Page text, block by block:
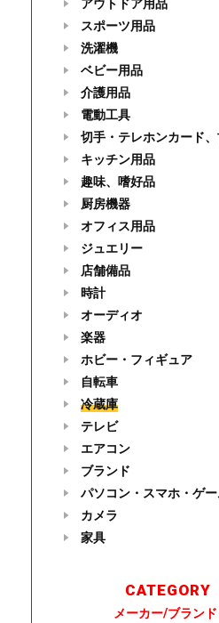
アウトドア用品
スポーツ用品
洗濯機
ベビー用品
介護用品
電動工具
切手・テレホンカード
キッチン用品
趣味、嗜好品
厨房機器
オフィス用品
ジュエリー
店舗備品
時計
オーディオ
楽器
ホビー・フィギュア
自転車
冷蔵庫
テレビ
エアコン
ブランド
パソコン・スマホ・ゲ
カメラ
家具
CATEGORY
メーカー/ブラン